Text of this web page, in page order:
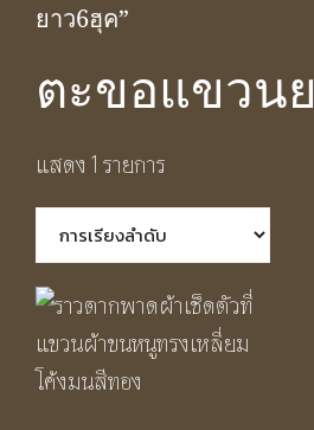
ยาว6ฮุค”
ตะขอแขวน
แสดง 1 รายการ